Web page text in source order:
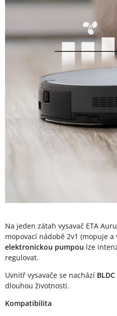
Na jeden zátah vysavač ETA
mopovací nádobě 2v1 (mopuje a
elektronickou pumpou lze
regulovat.
Uvnitř vysavače se nachází
dlouhou životností.
Kompatibilita